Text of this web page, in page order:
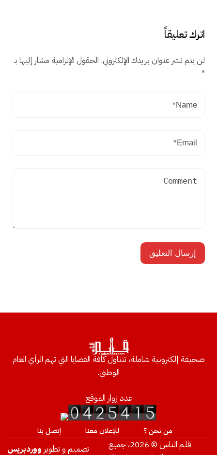
اترك تعليقاً
لن يتم نشر عنوان بريدك الإلكتروني. الحقول الإلزامية مشار إليها بـ
*
صحيفة إلكترونية شاملة، تتناول كافة القضايا التي تهم الرأي العام
الوطني.
عدد زوار الموقع
من نحن ؟ للإعلان معنا إتصل بنا
قلم الناس © 2026، جميع
تصميم و تطوير ووردبريس